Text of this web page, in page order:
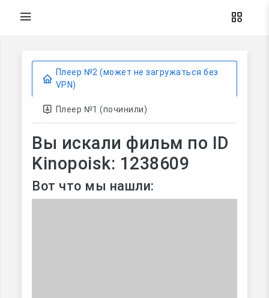
Плеер №2 (может не загружаться без
VPN)
Плеер №1 (починили)
Вы искали фильм по ID
Kinopoisk: 1238609
Вот что мы нашли: